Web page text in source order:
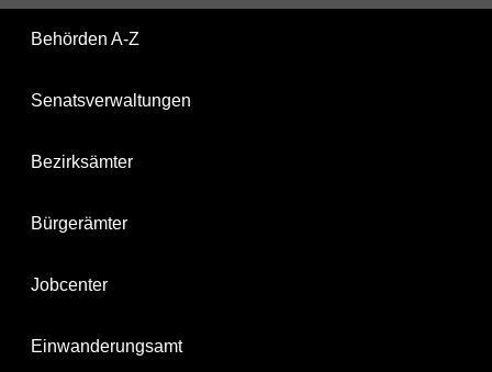
Behörden A-Z
Senatsverwaltungen
Bezirksämter
Bürgerämter
Jobcenter
Einwanderungsamt